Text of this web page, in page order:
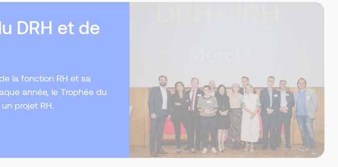
DRH et de
la fonction RH et sa
année, le Trophée du
projet RH.